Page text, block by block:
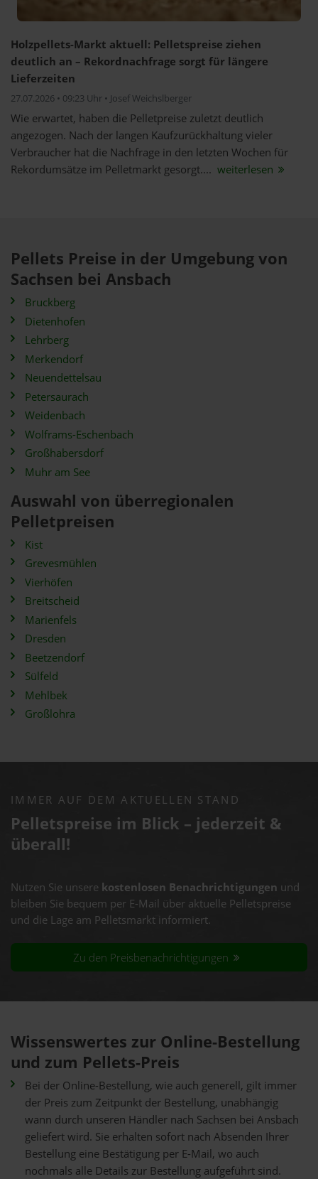
Holzpellets-Markt aktuell: Pelletspreise ziehen
deutlich an – Rekordnachfrage sorgt für längere
Lieferzeiten
27.07.2026 • 09:23 Uhr • Josef Weichslberger
Wie erwartet, haben die Pelletpreise zuletzt deutlich
angezogen. Nach der langen Kaufzurückhaltung vieler
Verbraucher hat die Nachfrage in den letzten Wochen für
Rekordumsätze im Pelletmarkt gesorgt.... weiterlesen
Pellets Preise in der Umgebung von
Sachsen bei Ansbach
Bruckberg
Dietenhofen
Lehrberg
Merkendorf
Neuendettelsau
Petersaurach
Weidenbach
Wolframs-Eschenbach
Großhabersdorf
Muhr am See
Auswahl von überregionalen
Pelletpreisen
Kist
Grevesmühlen
Vierhöfen
Breitscheid
Marienfels
Dresden
Beetzendorf
Sülfeld
Mehlbek
Großlohra
IMMER AUF DEM AKTUELLEN STAND
Pelletspreise im Blick – jederzeit &
überall!
Nutzen Sie unsere kostenlosen Benachrichtigungen und
bleiben Sie bequem per E-Mail über aktuelle Pelletspreise
und die Lage am Pelletsmarkt informiert.
Zu den Preisbenachrichtigungen
Wissenswertes zur Online-Bestellung
und zum Pellets-Preis
Bei der Online-Bestellung, wie auch generell, gilt immer
der Preis zum Zeitpunkt der Bestellung, unabhängig
wann durch unseren Händler nach Sachsen bei Ansbach
geliefert wird. Sie erhalten sofort nach Absenden Ihrer
Bestellung eine Bestätigung per E-Mail, wo auch
nochmals alle Details zur Bestellung aufgeführt sind.